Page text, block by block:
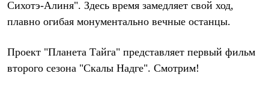
Брюки
Куртки
Флисовая одежда
Куртки
Брюки
Сихотэ-Алиня". Здесь время замедляет свой ход,
плавно огибая монументально вечные останцы.
Проект "Планета Тайга" представляет первый фильм
второго сезона "Скалы Надге". Смотрим!